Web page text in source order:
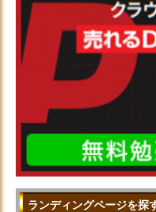
ランディングページを探